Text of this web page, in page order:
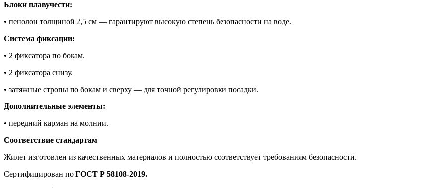
Блоки плавучести:
• пенолон толщиной 2,5 см — гарантируют высокую степень безопасности на воде.
Система фиксации:
• 2 фиксатора по бокам.
• 2 фиксатора снизу.
• затяжные стропы по бокам и сверху — для точной регулировки посадки.
Дополнительные элементы:
• передний карман на молнии.
Соответствие стандартам
Жилет изготовлен из качественных материалов и полностью соответствует требованиям безопасности.
Сертифицирован по ГОСТ Р 58108-2019.